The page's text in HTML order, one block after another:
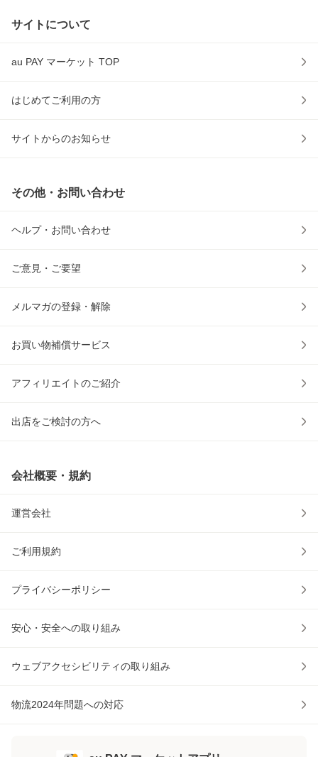
サイトについて
au PAY マーケット TOP
はじめてご利用の方
サイトからのお知らせ
その他・お問い合わせ
ヘルプ・お問い合わせ
ご意見・ご要望
メルマガの登録・解除
お買い物補償サービス
アフィリエイトのご紹介
出店をご検討の方へ
会社概要・規約
運営会社
ご利用規約
プライバシーポリシー
安心・安全への取り組み
ウェブアクセシビリティの取り組み
物流2024年問題への対応